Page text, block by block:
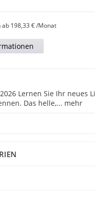
ab 198,33 € /Monat
Lernen Sie Ihr neues
Das helle,... mehr